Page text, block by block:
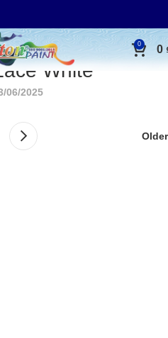
0 0
White
06/2025
Older